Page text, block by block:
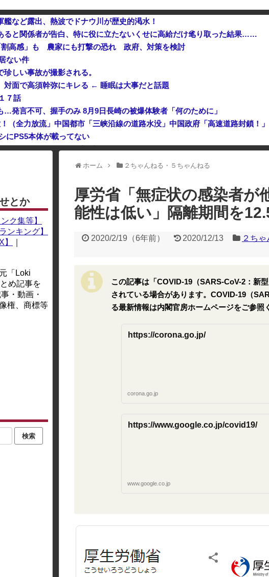
など露出、熱波でドナウ川が歴史的渇水！
ると関係者が告白、特に役に立たないくせに高給だけ毟り取った結果……
割高感」も 農家にも打撃の恐れ 政府、対策を検討
ない件
しい事故が撮影される。
対面で高須幹弥にキレる ← 睡眠は大事だと話題
７話
…発言不可、握手のみ 8月9日長崎の被爆体験者「何のために」
にPS5本体が載ってない
種類の全遺伝情報設計に初成功
アドオンを利用している場合、一部のコンテンツが表示されなくなったり、サイト全体
ホーム ２ちゃんねる・５ちゃんねる
厚労省「無症状の感染者が
能性は低い」隔離期間を
2020/2/19 （6年前） 2020/12/13 ２ち
この記事は「COVID-19（SARS-CoV-2：新
されている場合があります。COVID-19（
る最新情報は内閣官房ホームページをご参照
https://corona.go.jp/
corona.go.jp
https://www.google.co.jp/covid19/
www.google.co.jp
とか
ク集等】
ンキング】
】
「Loki
め記事を
・動画・
権、商標等